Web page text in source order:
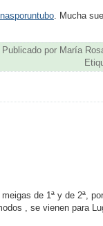
. Mucha
Publicado por María
de 1ª y de 2ª,
, se vienen para